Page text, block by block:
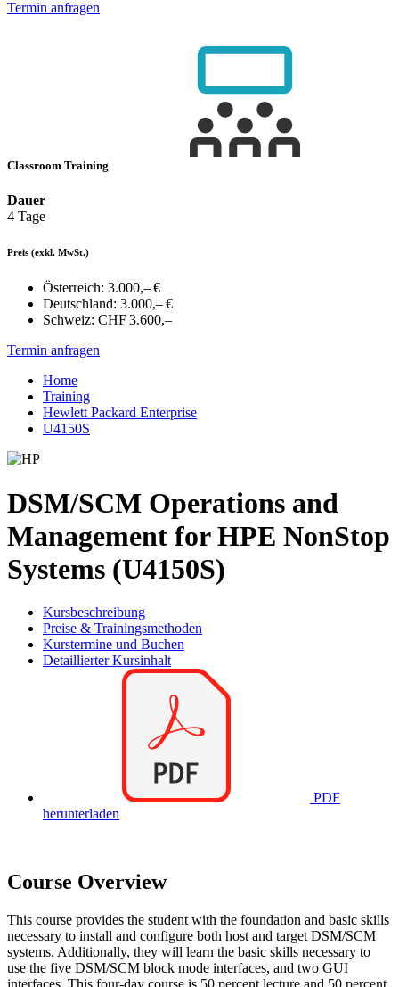
Termin anfragen
Classroom Training
Dauer
4 Tage
Preis (exkl. MwSt.)
Österreich: 3.000,– €
Deutschland: 3.000,– €
Schweiz: CHF 3.600,–
Termin anfragen
Home
Training
Hewlett Packard Enterprise
U4150S
DSM/SCM Operations and
Management for HPE NonStop
Systems (U4150S)
Kursbeschreibung
Preise & Trainingsmethoden
Kurstermine und Buchen
Detaillierter Kursinhalt
PDF
herunterladen
Course Overview
This course provides the student with the foundation and basic skills
necessary to install and configure both host and target DSM/SCM
systems. Additionally, they will learn the basic skills necessary to
use the five DSM/SCM block mode interfaces, and two GUI
interfaces. This four-day course is 50 percent lecture and 50 percent